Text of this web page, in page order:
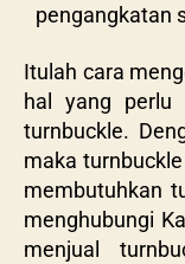
pengangkatan
Itulah cara
hal yang perlu
turnbuckle.
maka
membutuhkan
menghubungi
menjual